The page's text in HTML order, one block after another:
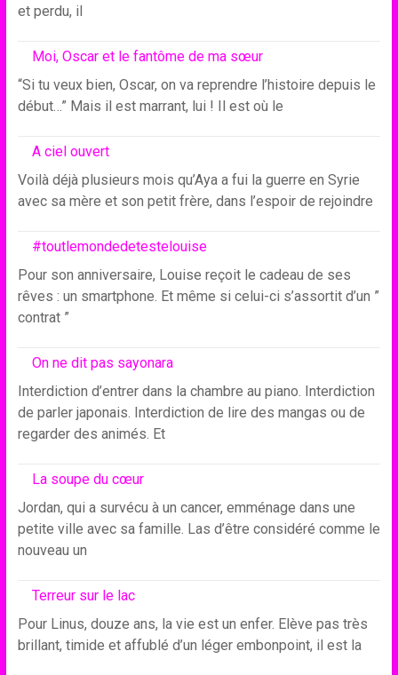
et perdu, il
Moi, Oscar et le fantôme de ma sœur
“Si tu veux bien, Oscar, on va reprendre l’histoire depuis le
début…” Mais il est marrant, lui ! Il est où le
A ciel ouvert
Voilà déjà plusieurs mois qu’Aya a fui la guerre en Syrie
avec sa mère et son petit frère, dans l’espoir de rejoindre
#toutlemondedetestelouise
Pour son anniversaire, Louise reçoit le cadeau de ses
rêves : un smartphone. Et même si celui-ci s’assortit d’un ”
contrat ”
On ne dit pas sayonara
Interdiction d’entrer dans la chambre au piano. Interdiction
de parler japonais. Interdiction de lire des mangas ou de
regarder des animés. Et
La soupe du cœur
Jordan, qui a survécu à un cancer, emménage dans une
petite ville avec sa famille. Las d’être considéré comme le
nouveau un
Terreur sur le lac
Pour Linus, douze ans, la vie est un enfer. Elève pas très
brillant, timide et affublé d’un léger embonpoint, il est la